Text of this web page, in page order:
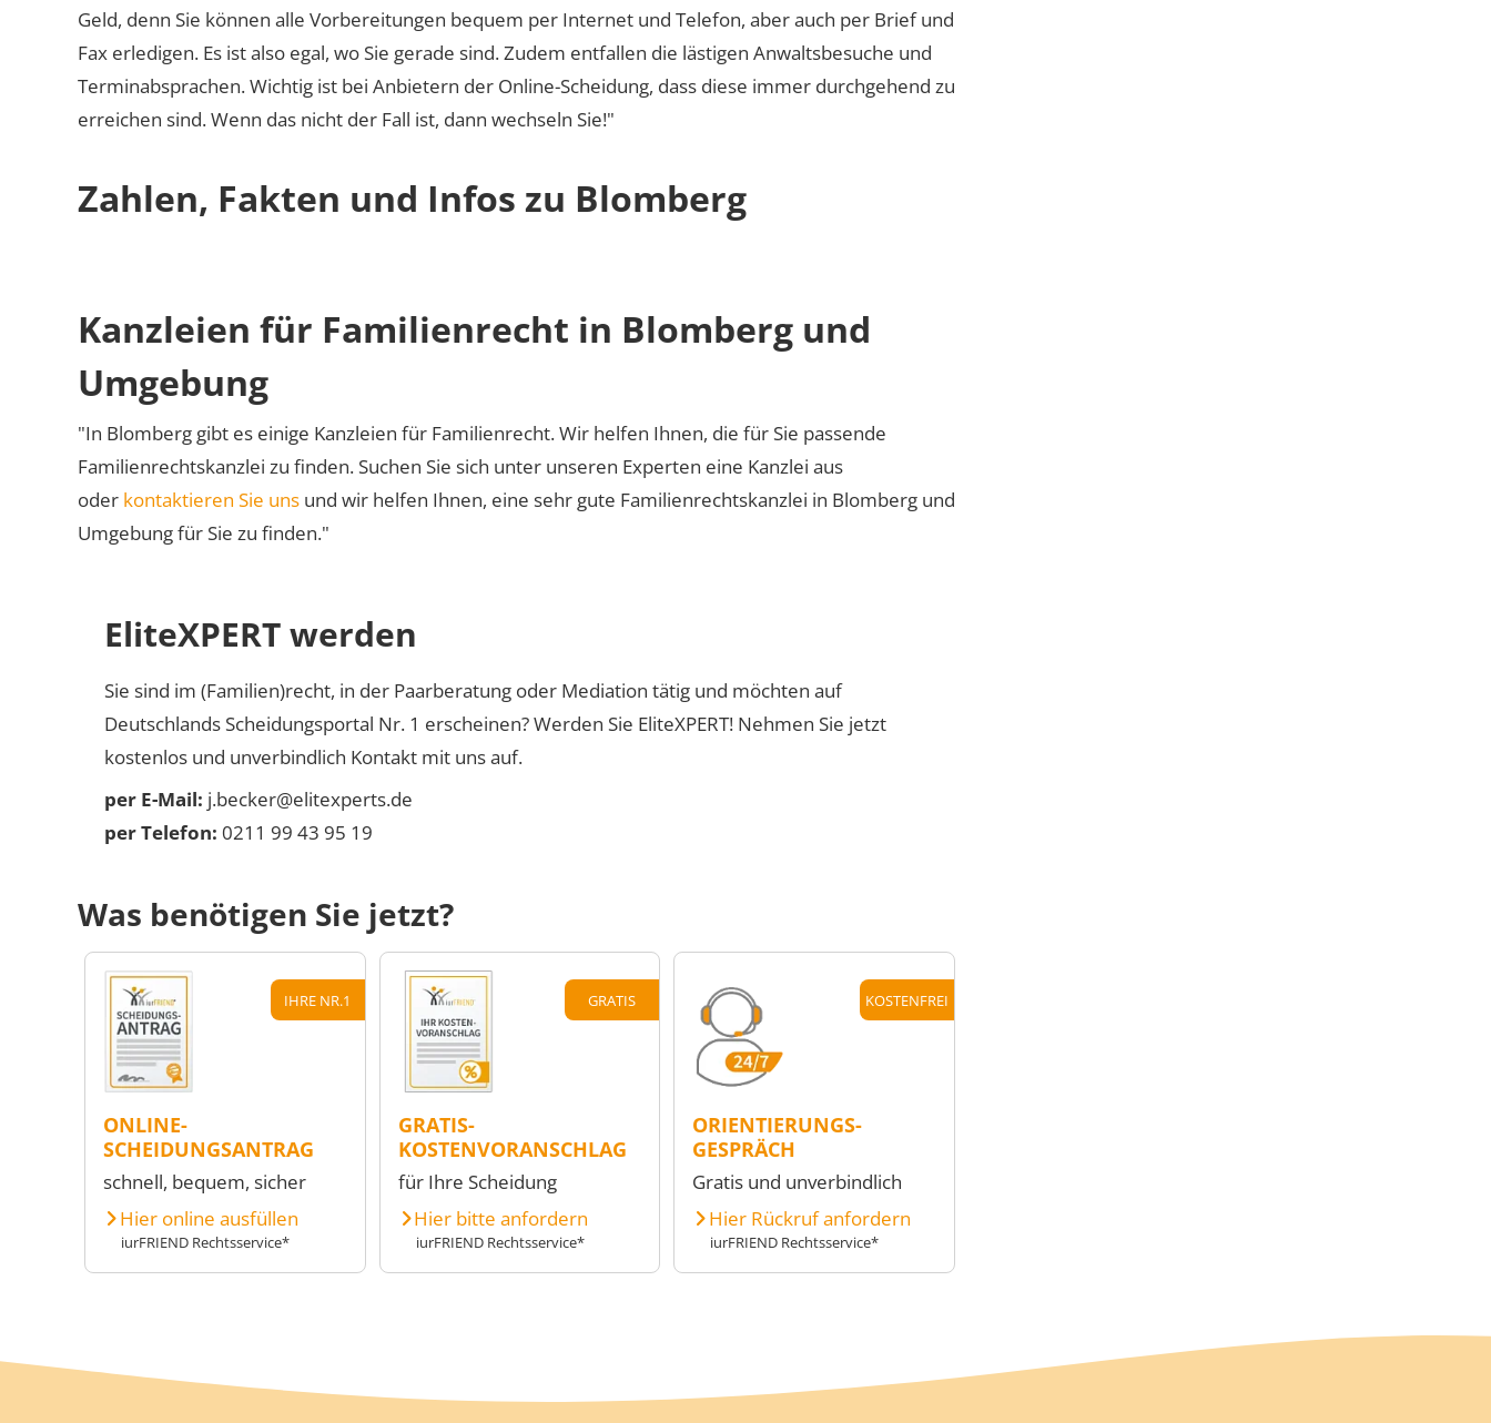
Geld, denn Sie können alle Vorbereitungen bequem per Internet und Telefon, aber auch per Brief und
Fax erledigen. Es ist also egal, wo Sie gerade sind. Zudem entfallen die lästigen Anwaltsbesuche und
Terminabsprachen. Wichtig ist bei Anbietern der Online-Scheidung, dass diese immer durchgehend zu
erreichen sind. Wenn das nicht der Fall ist, dann wechseln Sie!"
Zahlen, Fakten und Infos zu Blomberg
Kanzleien für Familienrecht in Blomberg und
Umgebung
"In Blomberg gibt es einige Kanzleien für Familienrecht. Wir helfen Ihnen, die für Sie passende
Familienrechtskanzlei zu finden. Suchen Sie sich unter unseren Experten eine Kanzlei aus
oder kontaktieren Sie uns und wir helfen Ihnen, eine sehr gute Familienrechtskanzlei in Blomberg und
Umgebung für Sie zu finden."
EliteXPERT werden
Sie sind im (Familien)recht, in der Paarberatung oder Mediation tätig und möchten auf
Deutschlands Scheidungsportal Nr. 1 erscheinen? Werden Sie EliteXPERT! Nehmen Sie jetzt
kostenlos und unverbindlich Kontakt mit uns auf.
per E-Mail: j.becker@elitexperts.de
per Telefon: 0211 99 43 95 19
Was benötigen Sie jetzt?
IHRE NR.1
ONLINE-
SCHEIDUNGSANTRAG
schnell, bequem, sicher
Hier online ausfüllen
iurFRIEND Rechtsservice*
GRATIS
GRATIS-
KOSTENVORANSCHLAG
für Ihre Scheidung
Hier bitte anfordern
iurFRIEND Rechtsservice*
KOSTENFREI
ORIENTIERUNGS-
GESPRÄCH
Gratis und unverbindlich
Hier Rückruf anfordern
iurFRIEND Rechtsservice*